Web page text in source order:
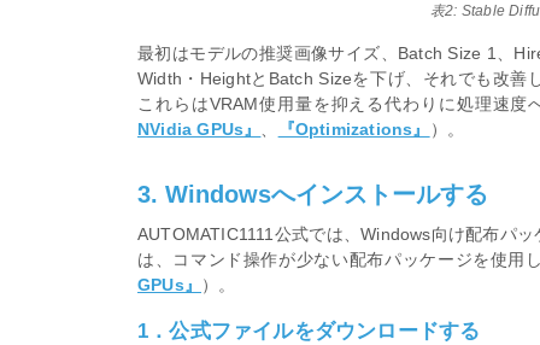
表2: Stable
最初はモデルの推奨画像サイズ、Batch Size 1、
Width・HeightとBatch Sizeを下げ、それでも改善
これらはVRAM使用量を抑える代わりに処理速度
NVidia GPUs』
『Optimizations』 ）。
3. Windowsへインストールする
AUTOMATIC1111公式では、Windows向け配布パ
は、コマンド操作が少ない配布パッケージを使用
GPUs』
）。
1．公式ファイルをダウンロードする